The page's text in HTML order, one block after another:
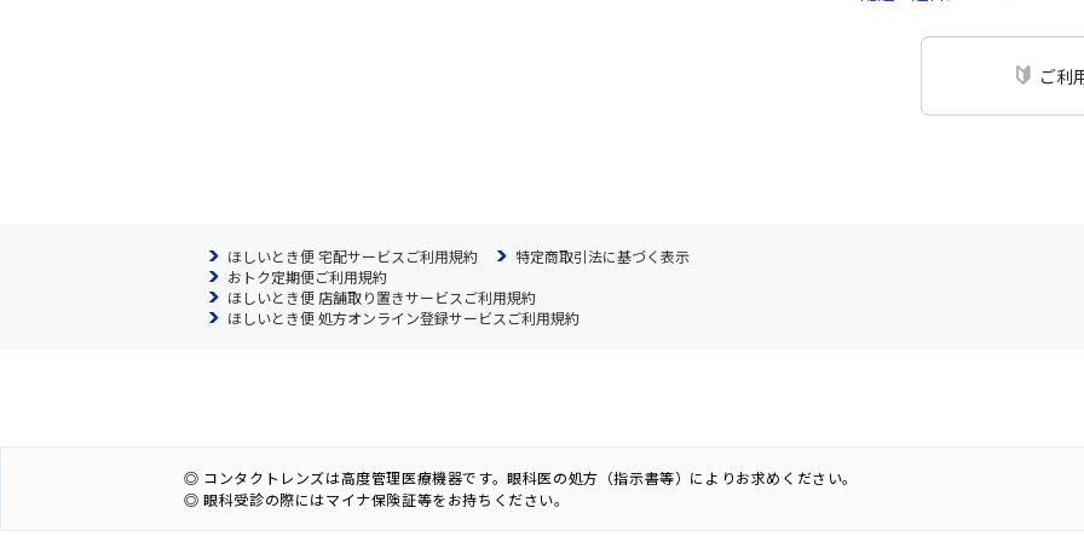
ご利
ほしいとき便 宅配サービスご利用規約
特定商取引法に基づく表示
おトク定期便ご利用規約
ほしいとき便 店舗取り置きサービスご利用規約
ほしいとき便 処方オンライン登録サービスご利用規約
◎ コンタクトレンズは高度管理医療機器です。眼科医の処方（指示書等）によりお求めください。
◎ 眼科受診の際にはマイナ保険証等をお持ちください。